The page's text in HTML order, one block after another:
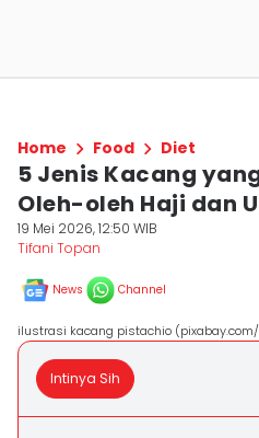
Home Food Diet
5 Jenis Kacang
Oleh-oleh Haji dan
19 Mei 2026, 12:50 WIB
Tifani Topan
News Channel
ilustrasi kacang pistachio
Intinya Sih